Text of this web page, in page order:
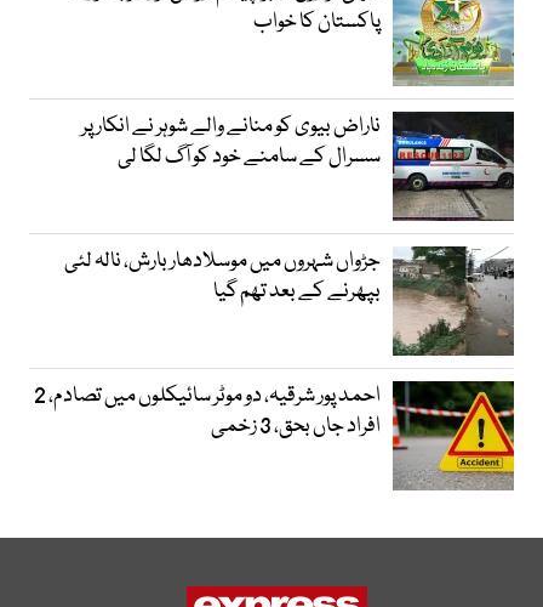
پاکستان کا خواب
ناراض بیوی کو منانے والے شوہر نے انکار پر
سسرال کے سامنے خود کو آگ لگا لی
جڑواں شہروں میں موسلادھار بارش، نالہ لئی
بپھرنے کے بعد تھم گیا
احمد پور شرقیہ، دو موٹر سائیکلوں میں تصادم، 2
افراد جاں بحق، 3 زخمی